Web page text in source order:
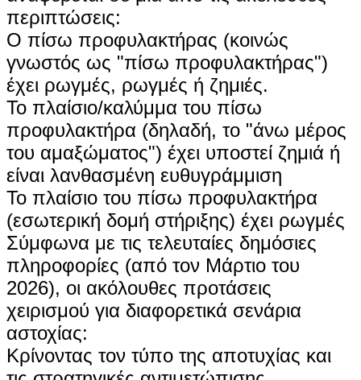
περιπτώσεις:
Ο πίσω προφυλακτήρας (κοινώς
γνωστός ως "πίσω προφυλακτήρας")
έχει ρωγμές, ρωγμές ή ζημιές.
Το πλαίσιο/καλύμμα του πίσω
προφυλακτήρα (δηλαδή, το "άνω μέρος
του αμαξώματος") έχει υποστεί ζημιά ή
είναι λανθασμένη ευθυγράμμιση
Το πλαίσιο του πίσω προφυλακτήρα
(εσωτερική δομή στήριξης) έχει ρωγμές
Σύμφωνα με τις τελευταίες δημόσιες
πληροφορίες (από τον Μάρτιο του
2026), οι ακόλουθες προτάσεις
χειρισμού για διαφορετικά σενάρια
αστοχίας:
Κρίνοντας τον τύπο της αποτυχίας και